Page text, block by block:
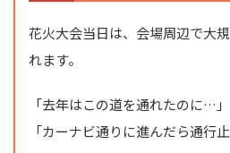
花火大会当日は、会場周辺で大
れます。
「去年はこの道を通れたのに…」
「カーナビ通りに進んだら通行